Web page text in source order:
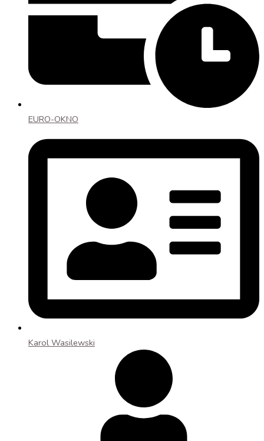
EURO-OKNO
Karol Wasilewski